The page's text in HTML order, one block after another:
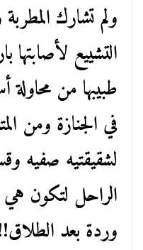
ولم تشارك
التشييع
طبيبها من محاولة
في الجنازة ومن
لشقيقتيه صفيه
الراحل لتكون هي
وردة بعد